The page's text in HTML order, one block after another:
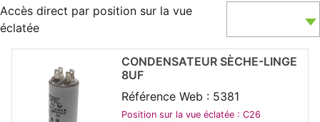
Accès direct par position sur la vue
éclatée
CONDENSATEUR SÈCHE-LINGE
8UF
Référence Web : 5381
Position sur la vue éclatée : C26